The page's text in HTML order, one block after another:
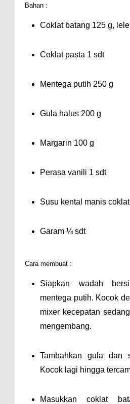
Bahan :
Coklat batang 125 g,
Coklat pasta 1 sdt
Mentega putih 250 g
Gula halus 200 g
Margarin 100 g
Perasa vanili 1 sdt
Susu kental manis
Garam ¼ sdt
Cara membuat :
Siapkan wadah
mentega putih. Kocok
mixer kecepatan
mengembang.
Tambahkan gula dan
Kocok lagi hingga
Masukkan coklat